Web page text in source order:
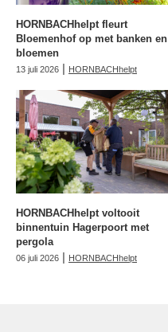
HORNBACHhelpt fleurt
Bloemenhof op met banken en
bloemen
13 juli 2026 | HORNBACHhelpt
HORNBACHhelpt voltooit
binnentuin Hagerpoort met
pergola
06 juli 2026 | HORNBACHhelpt